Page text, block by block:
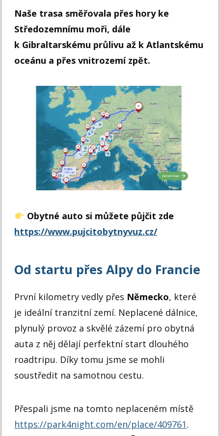
Naše trasa směřovala přes hory ke
Středozemnímu moři, dále
k Gibraltarskému průlivu až k Atlantskému
oceánu a přes vnitrozemí zpět.
Obytné auto si můžete půjčit zde
https://www.pujcitobytnyvuz.cz/
Od startu přes Alpy do Francie
První kilometry vedly přes Německo, které
je ideální tranzitní zemí. Neplacené dálnice,
plynulý provoz a skvělé zázemí pro obytná
auta z něj dělají perfektní start dlouhého
roadtripu. Díky tomu jsme se mohli
soustředit na samotnou cestu.
Přespali jsme na tomto neplaceném místě
https://park4night.com/en/place/409761.